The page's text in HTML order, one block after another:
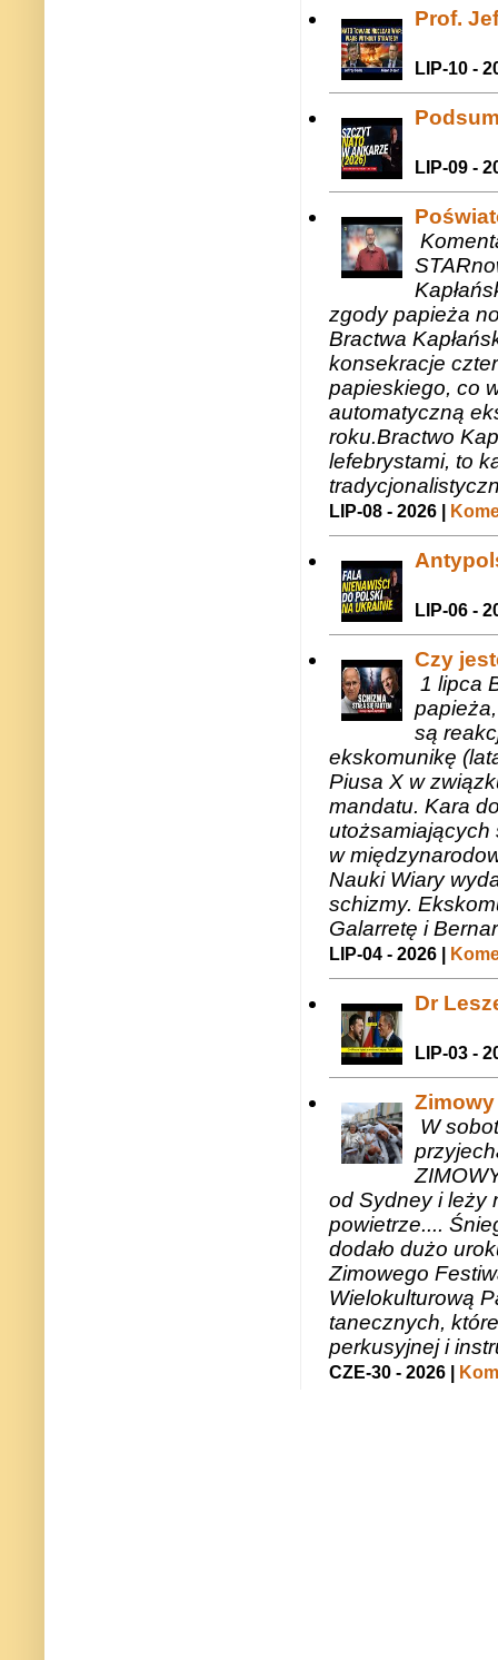
Prof.
LIP-10 -
LIP-09 -
zgody papieża
Bractwa
konsekracje
papieskiego, co
automatyczną
roku.Bractwo
lefebrystami, to
LIP-08 - 2026 |
LIP-06 -
Czy
1 lipca
są
ekskomunikę
Piusa X w
mandatu. Kara
utożsamiających
w
Nauki Wiary
schizmy.
Galarretę i
LIP-04 - 2026 |
Dr
LIP-03 -
W
od Sydney i leży
powietrze....
dodało dużo
Zimowego
Wielokulturową
tanecznych,
perkusyjnej i
CZE-30 - 2026 |